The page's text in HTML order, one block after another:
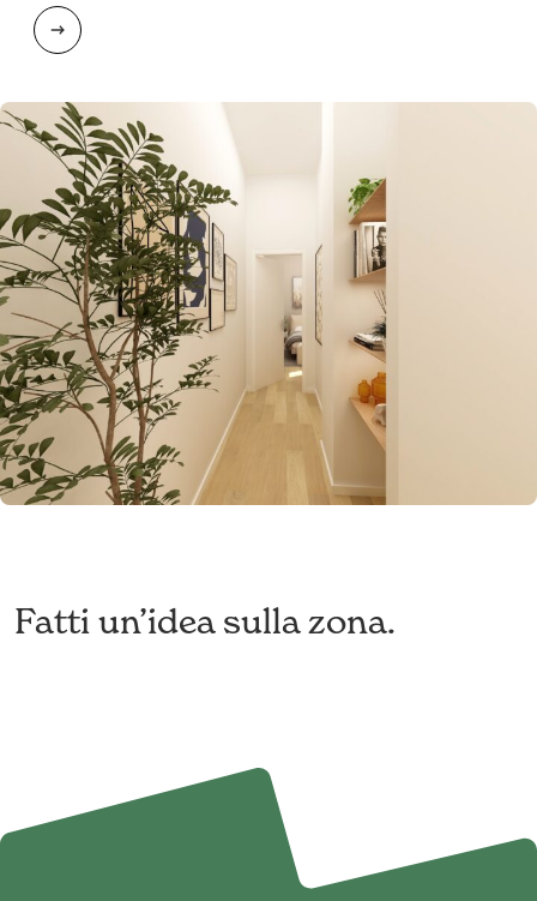
Fatti un’idea sulla zona.